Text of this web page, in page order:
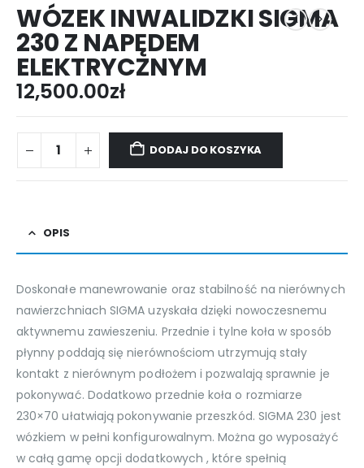
WÓZEK INWALIDZKI SIGMA
230 Z NAPĘDEM
ELEKTRYCZNYM
12,500.00zł
DODAJ DO KOSZYKA
OPIS
Doskonałe manewrowanie oraz stabilność na nierównych
nawierzchniach SIGMA uzyskała dzięki nowoczesnemu
aktywnemu zawieszeniu. Przednie i tylne koła w sposób
płynny poddają się nierównościom utrzymują stały
kontakt z nierównym podłożem i pozwalają sprawnie je
pokonywać. Dodatkowo przednie koła o rozmiarze
230×70 ułatwiają pokonywanie przeszkód. SIGMA 230 jest
wózkiem w pełni konfigurowalnym. Można go wyposażyć
w całą gamę opcji dodatkowych , które spełnią